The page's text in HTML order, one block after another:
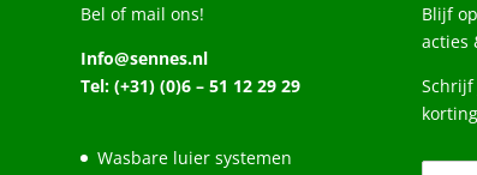
Bel of mail ons!
Info@sennes.nl
Tel: (+31) (0)6 – 51 12 29 29
Wasbare luier systemen
Blijf
acties